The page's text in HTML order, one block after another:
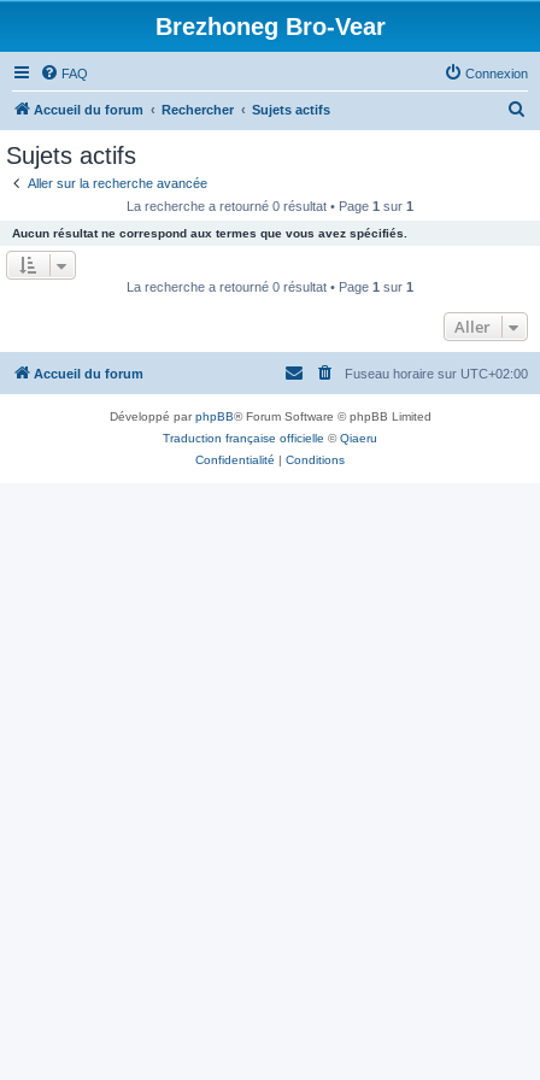
Brezhoneg Bro-Vear
FAQ Connexion
Accueil du forum Rechercher Sujets actifs
e
r
Sujets actifs
Aller sur la recherche avancée
La recherche a retourné 0 résultat • Page 1 sur 1
Aucun résultat ne correspond aux termes que vous avez spécifiés.
La recherche a retourné 0 résultat • Page 1 sur 1
Aller
Accueil du forum Fuseau horaire sur UTC+02:00
Développé parphpBB® Forum Software © phpBB Limited
Traduction française officielle ©Qiaeru
Confidentialité | Conditions